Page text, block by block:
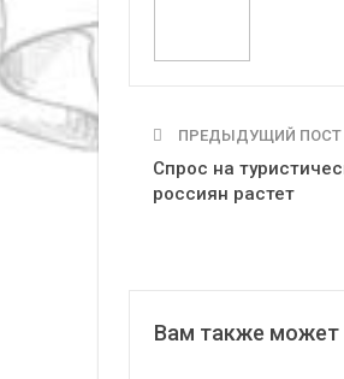
ПРЕДЫДУЩИЙ ПОСТ
Спрос на
россиян растет
Вам также может